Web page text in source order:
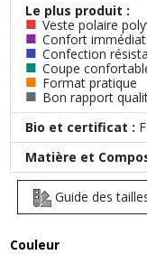
Le plus produit :
■ Veste polaire
■ Confort
■ Confection
■ Coupe
■ Format pratique
■ Bon rapport
Bio et certificat :
Matière et
Guide des
Couleur